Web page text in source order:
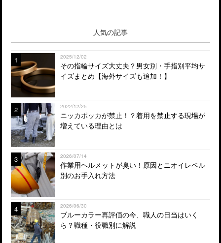
人気の記事
1 2025/12/02
その指輪サイズ大丈夫？男女別・手指別平均サ
イズまとめ【海外サイズも追加！】
2 2022/12/25
ニッカポッカが禁止！？着用を禁止する現場が
増えている理由とは
3 2026/07/14
作業用ヘルメットが臭い！原因とニオイレベル
別のお手入れ方法
4 2026/06/30
ブルーカラー再評価の今、職人の日当はいく
ら？職種・役職別に解説